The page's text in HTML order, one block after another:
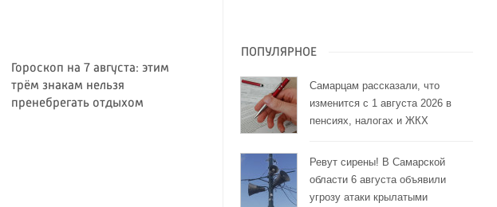
Гороскоп на 7 августа: этим
трём знакам нельзя
пренебрегать отдыхом
ПОПУЛЯРНОЕ
Самарцам рассказали, что
изменится с 1 августа 2026 в
пенсиях, налогах и ЖКХ
Ревут сирены! В Самарской
области 6 августа объявили
угрозу атаки крылатыми